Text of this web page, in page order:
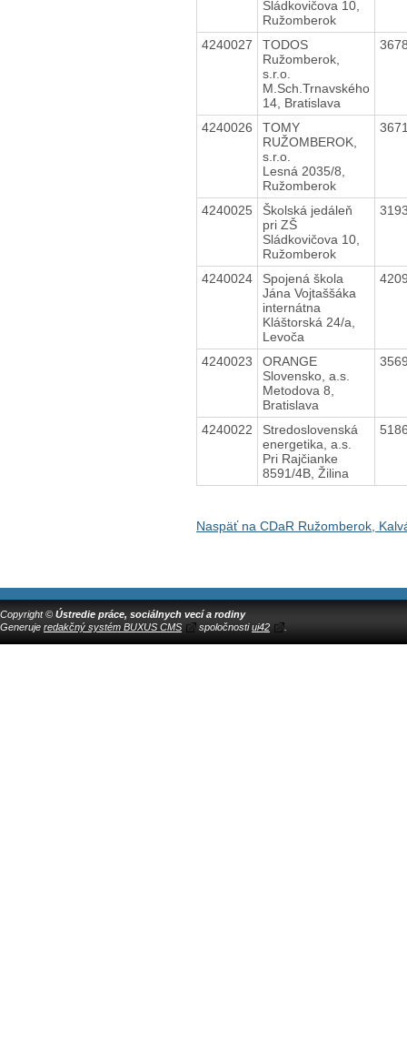
Sládkovičova 10,
Ružomberok
4240027
TODOS
Ružomberok,
s.r.o.
M.Sch.Trnavského
14, Bratislava
4240026
TOMY
RUŽOMBEROK,
s.r.o.
Lesná 2035/8,
Ružomberok
4240025
Školská jedáleň
pri ZŠ
Sládkovičova 10,
Ružomberok
4240024
Spojená škola
Jána Vojtaššáka
internátna
Kláštorská 24/a,
Levoča
4240023
ORANGE
Slovensko, a.s.
Metodova 8,
Bratislava
4240022
Stredoslovenská
energetika, a.s.
Pri Rajčianke
8591/4B, Žilina
Naspäť na CDaR Ružomberok,
Copyright © Ústredie práce, sociálnych vecí a rodiny
Generuje redakčný systém BUXUS CMS spoločnostiui42